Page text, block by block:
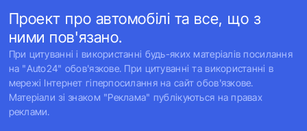
Проект про автомобілі та все, що з
ними пов'язано.
При цитуванні і використанні будь-яких матеріалів посилання
на "Auto24" обов'язкове. При цитуванні та використанні в
мережі Інтернет гіперпосилання на сайт обов'язкове.
Матеріали зі знаком "Реклама" публікуються на правах
реклами.